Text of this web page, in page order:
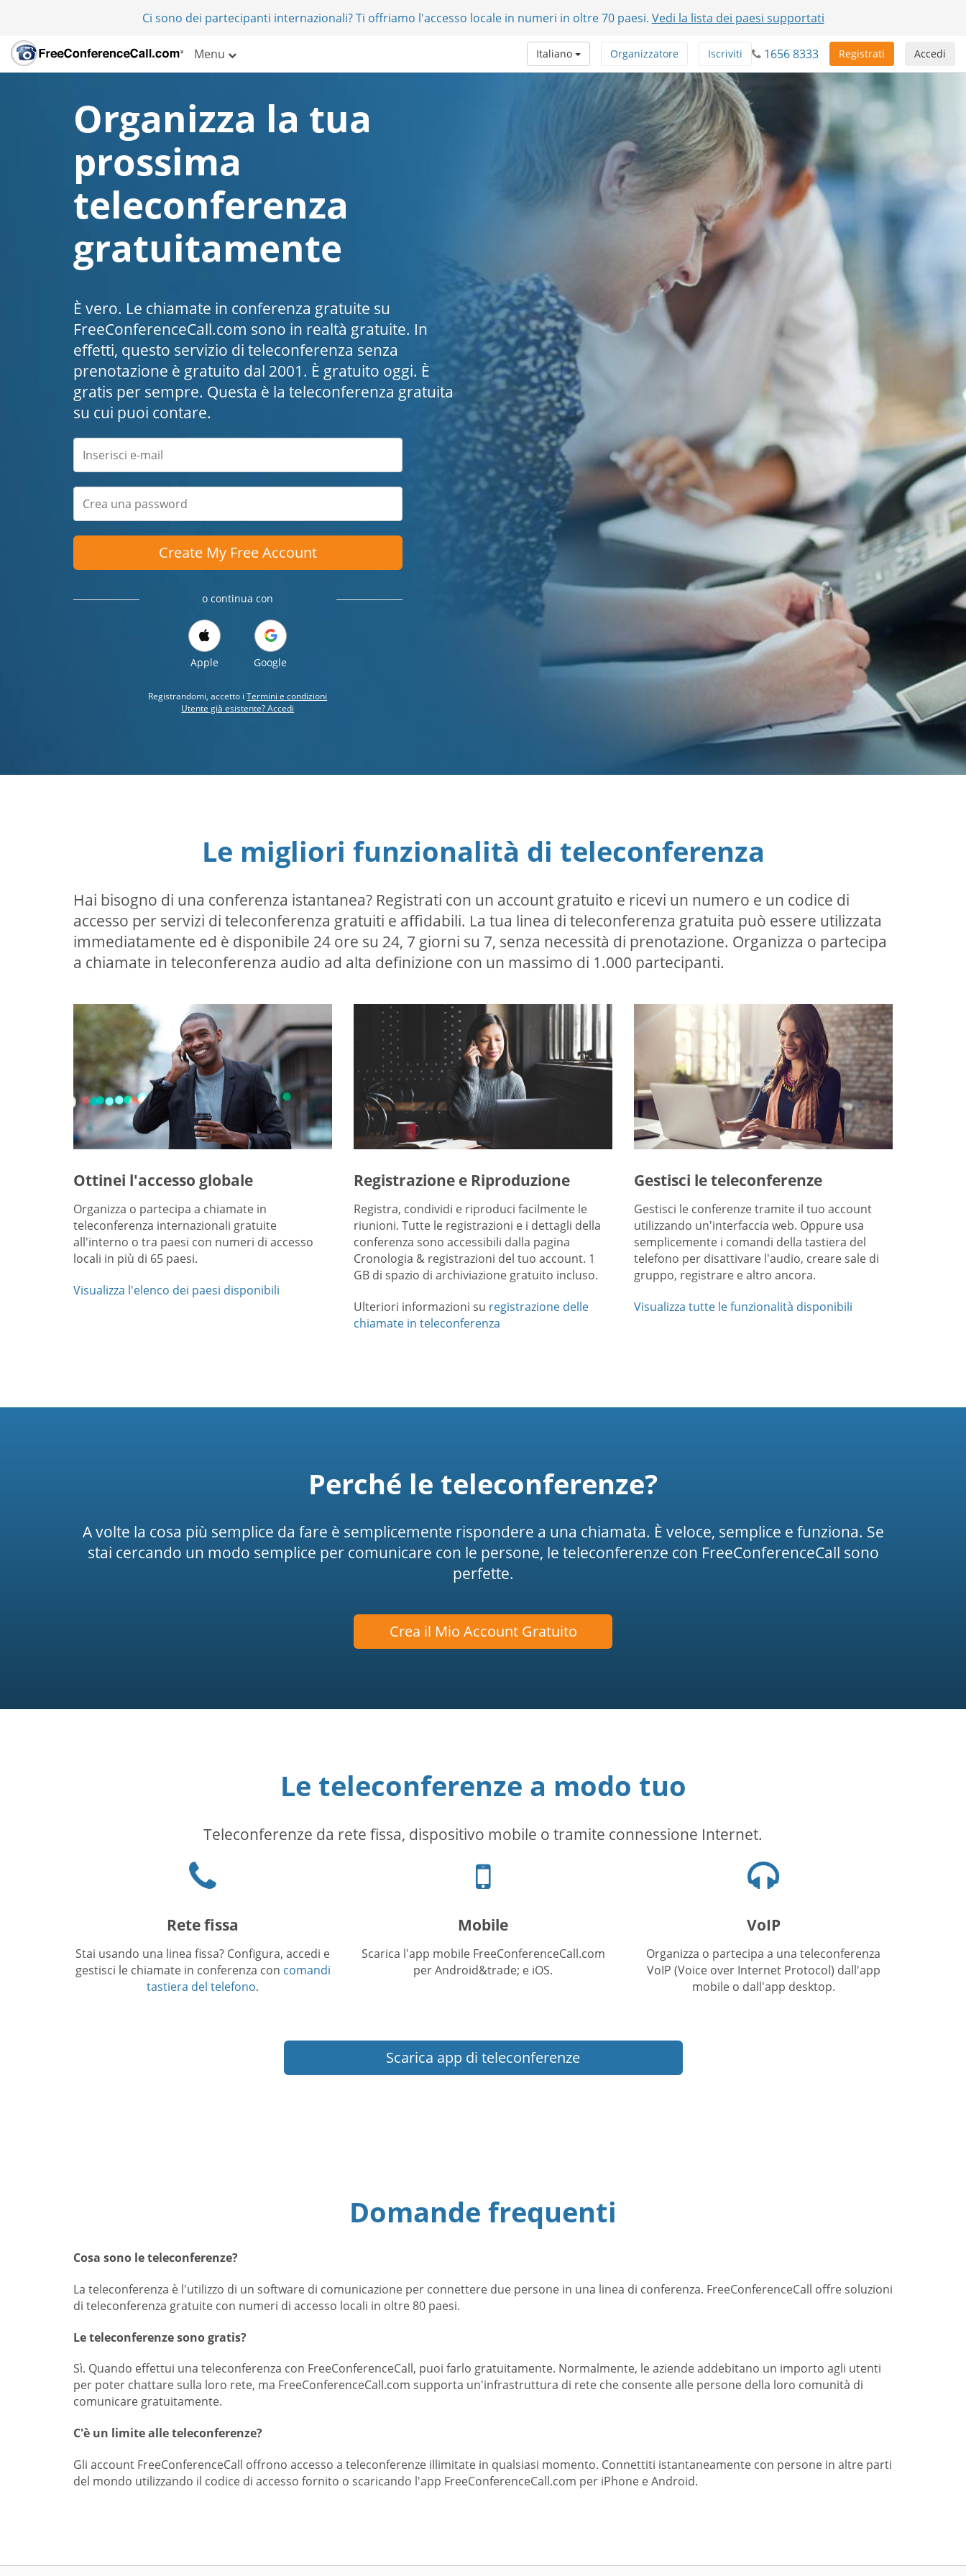
Ci sono dei partecipanti internazionali? Ti offriamo l'accesso locale in numeri in oltre 70 paesi. Vedi la lista dei paesi supportati
Menu Accedi
Registrati
1656 8333
Iscriviti
Organizzatore
Italiano
Organizza la tua
prossima
teleconferenza
gratuitamente
È vero. Le chiamate in conferenza gratuite su
FreeConferenceCall.com sono in realtà gratuite. In
effetti, questo servizio di teleconferenza senza
prenotazione è gratuito dal 2001. È gratuito oggi. È
gratis per sempre. Questa è la teleconferenza gratuita
su cui puoi contare.
Create My Free Account
o continua con
Apple Google
Registrandomi, accetto iTermini e condizioni
Utente già esistente? Accedi
Le migliori funzionalità di teleconferenza
Hai bisogno di una conferenza istantanea? Registrati con un account gratuito e ricevi un numero e un codice di
accesso per servizi di teleconferenza gratuiti e affidabili. La tua linea di teleconferenza gratuita può essere utilizzata
immediatamente ed è disponibile 24 ore su 24, 7 giorni su 7, senza necessità di prenotazione. Organizza o partecipa
a chiamate in teleconferenza audio ad alta definizione con un massimo di 1.000 partecipanti.
Ottinei l'accesso globale
Organizza o partecipa a chiamate in
teleconferenza internazionali gratuite
all'interno o tra paesi con numeri di accesso
locali in più di 65 paesi.
Visualizza l'elenco dei paesi disponibili
Registrazione e Riproduzione
Registra, condividi e riproduci facilmente le
riunioni. Tutte le registrazioni e i dettagli della
conferenza sono accessibili dalla pagina
Cronologia & registrazioni del tuo account. 1
GB di spazio di archiviazione gratuito incluso.
Ulteriori informazioni su registrazione delle
chiamate in teleconferenza
Gestisci le teleconferenze
Gestisci le conferenze tramite il tuo account
utilizzando un'interfaccia web. Oppure usa
semplicemente i comandi della tastiera del
telefono per disattivare l'audio, creare sale di
gruppo, registrare e altro ancora.
Visualizza tutte le funzionalità disponibili
Perché le teleconferenze?
A volte la cosa più semplice da fare è semplicemente rispondere a una chiamata. È veloce, semplice e funziona. Se
stai cercando un modo semplice per comunicare con le persone, le teleconferenze con FreeConferenceCall sono
perfette.
Crea il Mio Account Gratuito
Le teleconferenze a modo tuo
Teleconferenze da rete fissa, dispositivo mobile o tramite connessione Internet.
icon
Rete fissa
Stai usando una linea fissa? Configura, accedi e
gestisci le chiamate in conferenza con comandi
tastiera del telefono.
Icona
telefono
Mobile
Scarica l'app mobile FreeConferenceCall.com
per Android&trade; e iOS.
cuffie
VoIP
Organizza o partecipa a una teleconferenza
VoIP (Voice over Internet Protocol) dall'app
mobile o dall'app desktop.
Scarica app di teleconferenze
Domande frequenti
Cosa sono le teleconferenze?
La teleconferenza è l'utilizzo di un software di comunicazione per connettere due persone in una linea di conferenza. FreeConferenceCall offre soluzioni
di teleconferenza gratuite con numeri di accesso locali in oltre 80 paesi.
Le teleconferenze sono gratis?
Sì. Quando effettui una teleconferenza con FreeConferenceCall, puoi farlo gratuitamente. Normalmente, le aziende addebitano un importo agli utenti
per poter chattare sulla loro rete, ma FreeConferenceCall.com supporta un'infrastruttura di rete che consente alle persone della loro comunità di
comunicare gratuitamente.
C'è un limite alle teleconferenze?
Gli account FreeConferenceCall offrono accesso a teleconferenze illimitate in qualsiasi momento. Connettiti istantaneamente con persone in altre parti
del mondo utilizzando il codice di accesso fornito o scaricando l'app FreeConferenceCall.com per iPhone e Android.